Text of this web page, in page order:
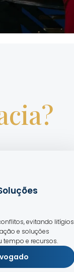
evitando litígios
e soluções
tempo e recursos.